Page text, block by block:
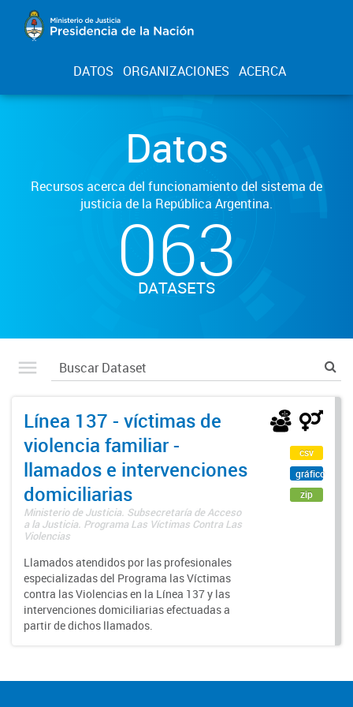
DATOS ORGANIZACIONES ACERCA
Datos
Recursos acerca del funcionamiento del sistema de
justicia de la República Argentina.
063
DATASETS
Línea 137 - víctimas de
violencia familiar -
llamados e intervenciones
domiciliarias
Ministerio de Justicia. Subsecretaría de Acceso
a la Justicia. Programa Las Víctimas Contra Las
Violencias
Llamados atendidos por las profesionales
especializadas del Programa las Víctimas
contra las Violencias en la Línea 137 y las
intervenciones domiciliarias efectuadas a
partir de dichos llamados.
csv
gráfico
zip